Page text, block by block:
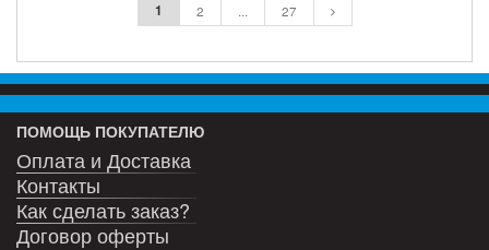
1 2 ... 27
ПОМОЩЬ ПОКУПАТЕЛЮ
Оплата и Доставка
Контакты
Как сделать заказ?
Договор оферты